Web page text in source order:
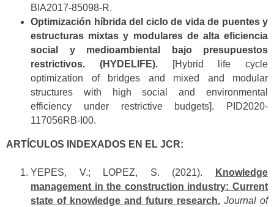
BIA2017-85098-R.
Optimización híbrida del ciclo de vida de puentes y
estructuras mixtas y modulares de alta eficiencia
social y medioambiental bajo presupuestos
restrictivos. (HYDELIFE).[Hybrid life cycle
optimization of bridges and mixed and modular
structures with high social and environmental
efficiency under restrictive budgets]. PID2020-
117056RB-I00.
ARTÍCULOS INDEXADOS EN EL JCR:
YEPES, V.; LOPEZ, S. (2021).
Knowledge
management in the construction industry: Current
state of knowledge and future research. Journal of